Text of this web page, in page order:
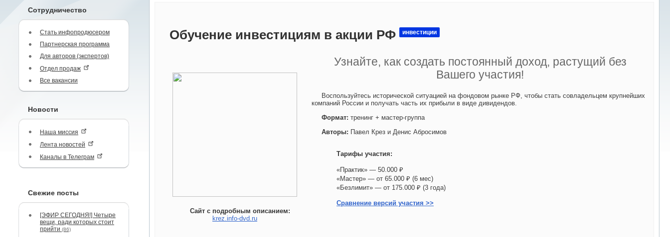
Сотрудничество
Стать инфопродюсером
Партнерская программа
Для авторов (экспертов)
Отдел продаж
Все вакансии
Новости
Наша миссия
Лента новостей
Каналы в Телеграм
Свежие посты
[ЭФИР СЕГОДНЯ!] Четыре
вещи, ради которых стоит
прийти (86)
Обучение инвестициям в акции РФ инвестиции
Сайт с подробным описанием:
krez.info-dvd.ru
Узнайте, как создать постоянный доход, растущий без
Вашего участия!
Воспользуйтесь исторической ситуацией на фондовом рынке РФ, чтобы стать совладельцем крупнейших
компаний России и получать часть их прибыли в виде дивидендов.
Формат: тренинг + мастер-группа
Авторы: Павел Крез и Денис Абросимов
Тарифы участия:
«Практик» — 50.000 ₽
«Мастер» — от 65.000 ₽ (6 мес)
«Безлимит» — от 175.000 ₽ (3 года)
Сравнение версий участия >>